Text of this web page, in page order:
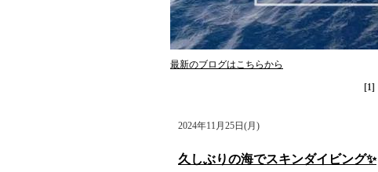
最新のブログはこちらから
[1]
2024年11月25日(月)
久しぶりの海でスキンダイビング✨